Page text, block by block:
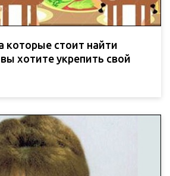
которые стоит найти
хотите укрепить свой